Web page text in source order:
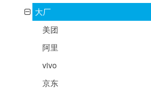
大厂
美团
阿里
vivo
京东